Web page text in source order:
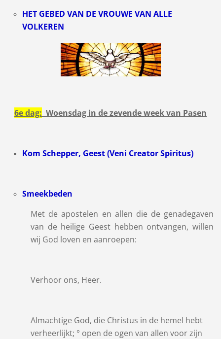
HET GEBED VAN DE VROUWE VAN ALLE
VOLKEREN
6e dag: Woensdag in de zevende week van Pasen
Kom Schepper, Geest (Veni Creator Spiritus)
Smeekbeden
Met de apostelen en allen die de genadegaven
van de heilige Geest hebben ontvangen, willen
wij God loven en aanroepen:
Verhoor ons, Heer.
Almachtige God, die Christus in de hemel hebt
verheerlijkt; ° open de ogen van allen voor zijn